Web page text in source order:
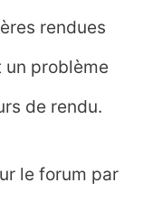
rendues
un problème
de rendu.
le forum par